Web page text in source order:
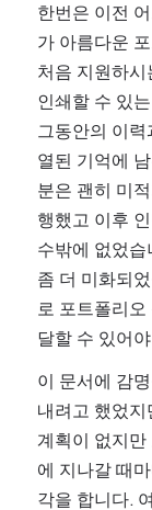
한번은 이전
가 아름다운
처음 지원하
인쇄할 수 있
그동안의 이
열된 기억에
분은 괜히 미
행했고 이후
수밖에 없었
좀 더 미화되
로 포트폴리
달할 수 있어
이 문서에 감
내려고 했었
계획이 없지
에 지나갈 때
각을 합니다.